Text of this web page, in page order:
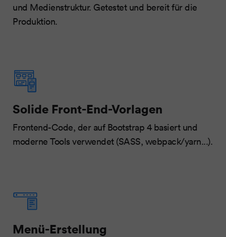
und Medienstruktur. Getestet und bereit für die
Produktion.
Solide Front-End-Vorlagen
Frontend-Code, der auf Bootstrap 4 basiert und
moderne Tools verwendet (SASS, webpack/yarn...).
Menü-Erstellung